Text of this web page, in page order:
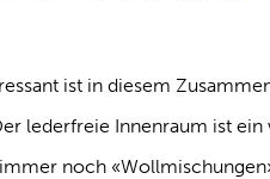
ist in diesem
lederfreie Innenraum ist
noch